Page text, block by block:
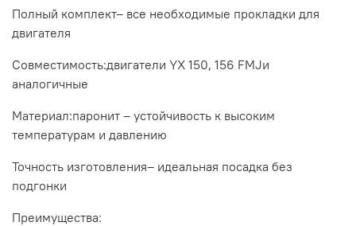
Полный комплект– все необходимые прокладки для
двигателя
Совместимость:двигатели YX 150, 156 FMJи
аналогичные
Материал:паронит – устойчивость к высоким
температурам и давлению
Точность изготовления– идеальная посадка без
подгонки
Преимущества: